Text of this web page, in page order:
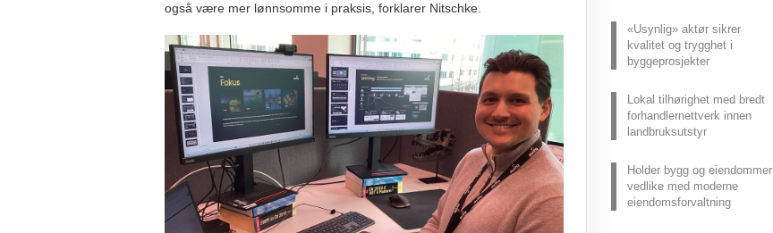
også være mer lønnsomme i praksis, forklarer Nitschke.
«Usynlig» aktør sikrer
kvalitet og trygghet i
byggeprosjekter
Lokal tilhørighet med bredt
forhandlernettverk innen
landbruksutstyr
Holder bygg og eiendommer
vedlike med moderne
eiendomsforvaltning